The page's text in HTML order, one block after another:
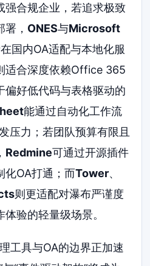
强合规企业，若追求极致
， ONES与Microsoft
国内OA适配与本地化服
适合深度依赖Office 365
偏好低代码与表格驱动的
能通过自动化工作流
压力；若团队预算有限且
Redmine可通过开源插件
化OA打通；而Tower、
则更适配对瀑布严谨度
验的轻量级场景。
工具与OA的边界正加速